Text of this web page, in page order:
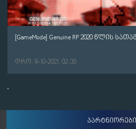
[GameMode] Genuine RP 2020 წლის
დრო: 8-10-2021, 02:39
პარტნიორები